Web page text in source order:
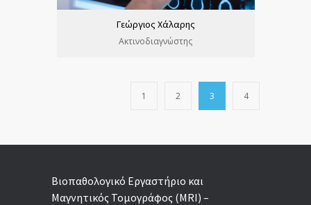
Γεώργιος Χάλαρης
Ακτινοδιαγνώστης
1 2 3 4
Βιοπαθολογικό Εργαστήριο και
Μαγνητικός Τομογράφος (MRI) –